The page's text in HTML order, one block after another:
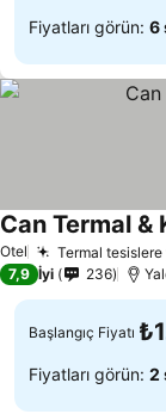
Fiyatları görün: 6
Otel Termal tesislere
Can Termal
7,9 İyi 236
Başlangıç Fiyatı
Fiyatları görün: 2